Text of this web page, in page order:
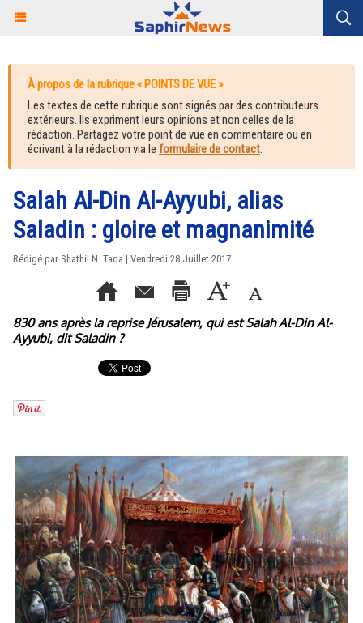
À propos de la rubrique « POINTS DE VUE »
Les textes de cette rubrique sont signés par des contributeurs
extérieurs. Ils expriment leurs opinions et non celles de la
rédaction. Partagez votre point de vue en commentaire ou en
écrivant à la rédaction via le formulaire de contact.
Salah Al-Din Al-Ayyubi, alias
Saladin : gloire et magnanimité
Rédigé par Shathil N. Taqa | Vendredi 28 Juillet 2017
830 ans après la reprise Jérusalem, qui est Salah Al-Din Al-
Ayyubi, dit Saladin ?